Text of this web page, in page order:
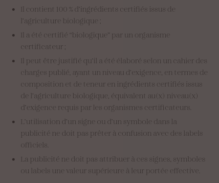
Il contient 100 % d’ingrédients certifiés issus de
l’agriculture biologique ;
Il a été certifié “biologique” par un organisme
certificateur ;
Il peut être justifié qu’il a été élaboré selon un cahier des
charges publié, ayant un niveau d’exigence, en termes de
composition et de teneur en ingrédients certifiés issus
de l’agriculture biologique, équivalent au(x) niveau(x)
d’exigence requis par les organismes certificateurs.
L’utilisation d’un signe ou d’un symbole dans la
publicité ne doit pas prêter à confusion avec des labels
officiels.
La publicité ne doit pas attribuer à ces signes, symboles
ou labels une valeur supérieure à leur portée effective.